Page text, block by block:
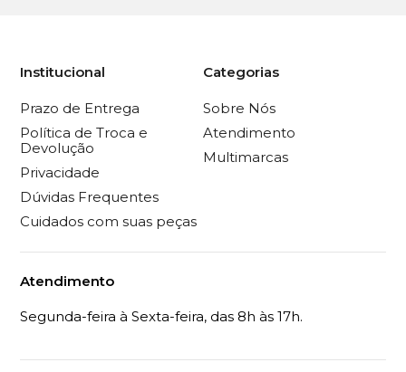
Institucional
Prazo de Entrega
Política de Troca e
Devolução
Privacidade
Dúvidas Frequentes
Cuidados com suas peças
Categorias
Sobre Nós
Atendimento
Multimarcas
Atendimento
Segunda-feira à Sexta-feira, das 8h às 17h.